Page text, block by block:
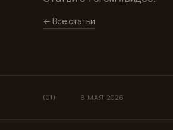
← Все статьи
(01) 8 МАЯ 2026